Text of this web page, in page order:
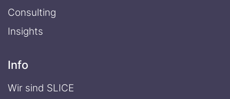
Consulting
Insights
Info
Wir sind SLICE